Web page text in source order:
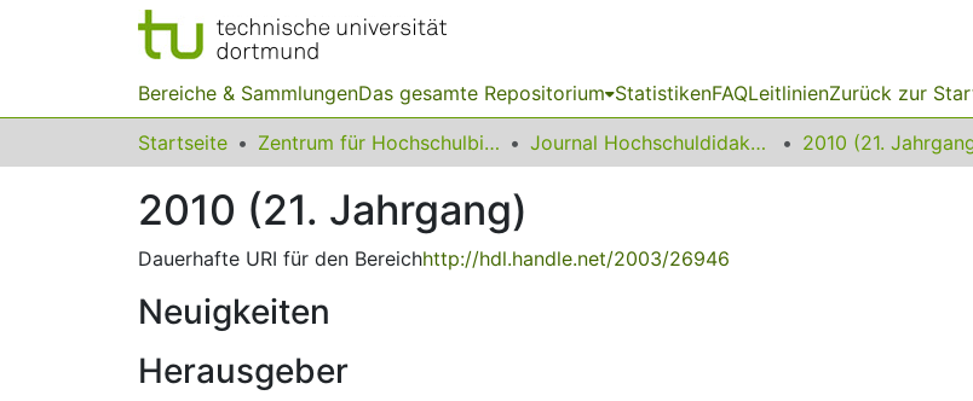
Bereiche & SammlungenDas gesamte Repositorium StatistikenFAQLeitlinienZurück zur
Startseite Zentrum für Hochschulbildung (zhb) Journal Hochschuldidaktik 2010 (21.
2010 (21. Jahrgang)
Dauerhafte URI für den Bereichhttp://hdl.handle.net/2003/26946
Neuigkeiten
Herausgeber